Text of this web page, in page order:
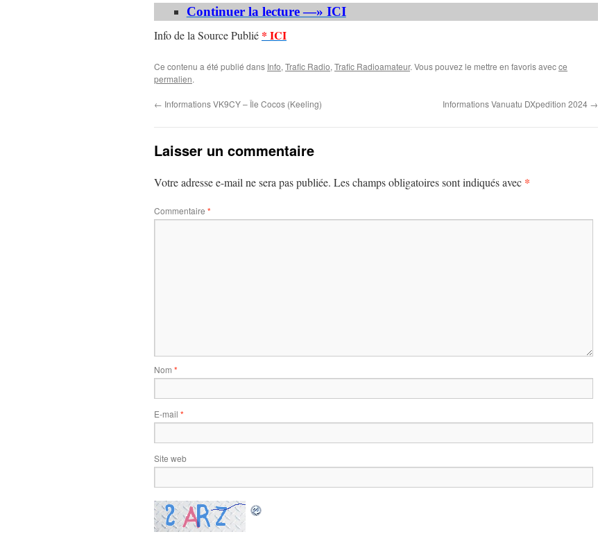
Continuer la lecture —» ICI
Info de la Source Publié * ICI
Ce contenu a été publié dans Info, Trafic Radio, Trafic Radioamateur. Vous pouvez le mettre en favoris avecce
permalien.
← Informations VK9CY – Île Cocos (Keeling) Informations Vanuatu DXpedition 2024 →
Laisser un commentaire
Votre adresse e-mail ne sera pas publiée. Les champs obligatoires sont indiqués avec *
Commentaire *
Nom *
E-mail *
Site web